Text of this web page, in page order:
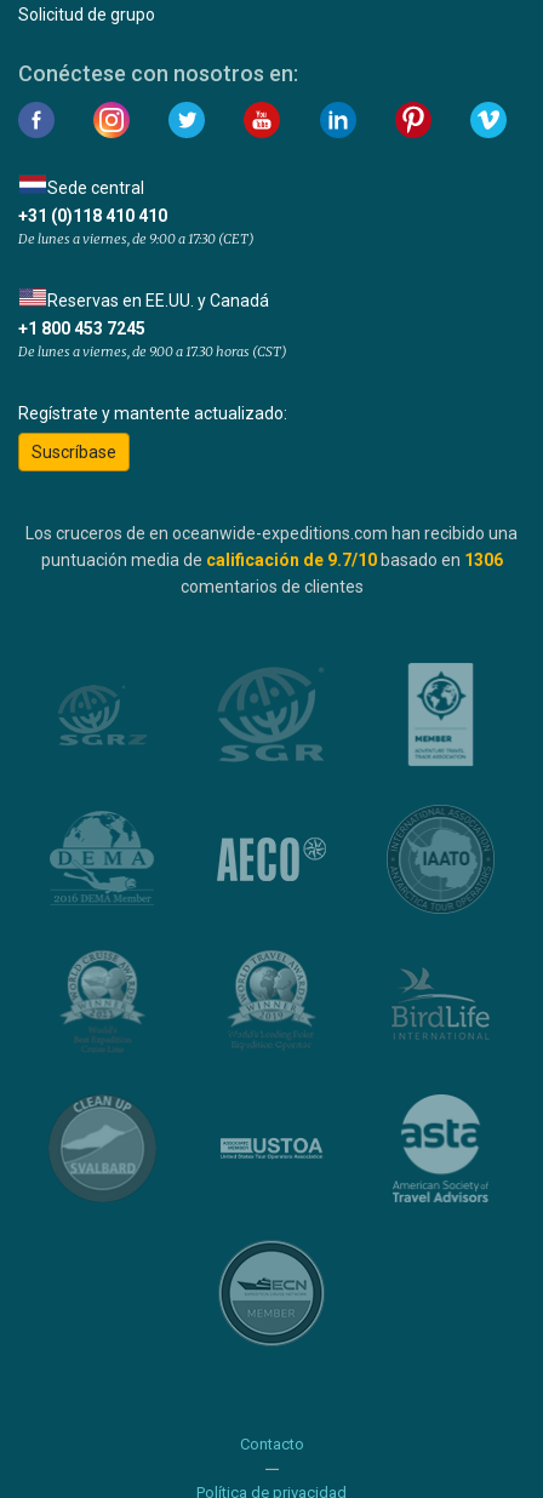
Solicitud de grupo
Conéctese con nosotros en:
Sede central
+31 (0)118 410 410
De lunes a viernes, de 9:00 a 17:30 (CET)
Reservas en EE.UU. y Canadá
+1 800 453 7245
De lunes a viernes, de 9.00 a 17.30 horas (CST)
Regístrate y mantente actualizado:
Suscríbase
Los cruceros de en oceanwide-expeditions.com han recibido una
puntuación media de calificación de 9.7/10 basado en 1306
comentarios de clientes
Contacto
Política de privacidad